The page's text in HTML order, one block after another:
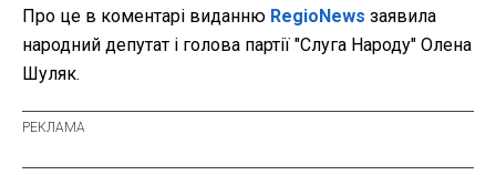
Про це в коментарі виданню RegioNews заявила
народний депутат і голова партії "Слуга Народу" Олена
Шуляк.